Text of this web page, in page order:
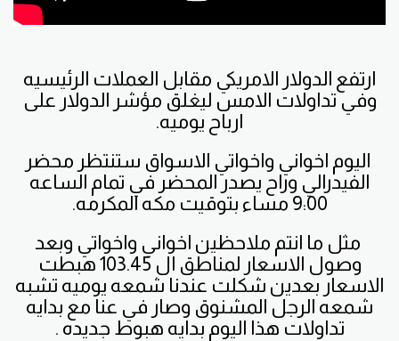
ارتفع الدولار الامريكي مقابل العملات الرئيسيه
وفي تداولات الامس ليغلق مؤشر الدولار على
ارباح يوميه.
اليوم اخواني واخواتي الاسواق ستنتظر محضر
الفيدرالي وراح يصدر المحضر في تمام الساعه
9:00 مساء بتوقيت مكه المكرمه.
مثل ما انتم ملاحظين اخواني واخواتي وبعد
وصول الاسعار لمناطق ال 103.45 هبطت
الاسعار بعدين شكلت عندنا شمعه يوميه تشبه
شمعه الرجل المشنوق وصار في عنا مع بدايه
تداولات هذا اليوم بدايه هبوط جديده .